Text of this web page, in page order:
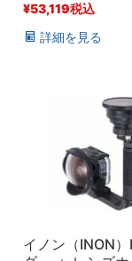
¥53,119税込
詳細を見る
イノン（INON